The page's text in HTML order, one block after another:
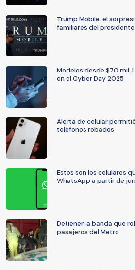
Trump Mobile: el
familiares del presidente
Modelos desde $70 mil:
en el Cyber Day 2025
Alerta de celular
teléfonos robados
Estos son los celulares
WhatsApp a partir de
Detienen a banda que
pasajeros del Metro